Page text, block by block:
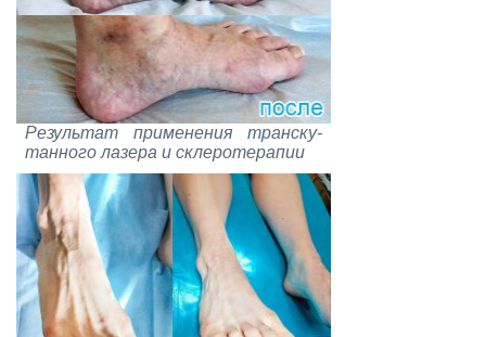
Ре­зуль­тат при­ме­не­ния тран­с­ку­
тан­но­го ла­зе­ра и скле­ро­те­ра­пии